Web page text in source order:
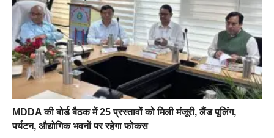
MDDA की बोर्ड बैठक में 25 प्रस्तावों को मिली मंजूरी, लैंड पूलिंग,
पर्यटन, औद्योगिक भवनों पर रहेगा फोकस